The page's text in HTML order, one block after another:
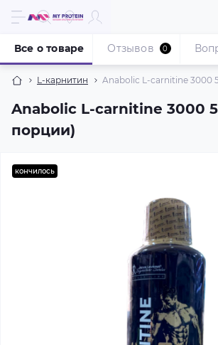
L-карнитин Anabolic L-carnitine 3000
Anabolic L-carnitine 3000
порции)
Все о товаре Отзывов 0
кончилось